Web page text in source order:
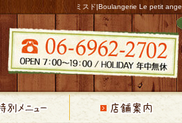
ミスド|Boulangerie Le petit ange